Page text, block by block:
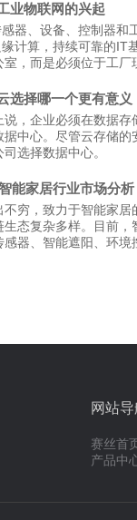
业物联网的兴起
器、设备、控制器和
计算，持续可靠的IT
，而是必须位于工厂
选择哪一个更有意义
说，企业必须在数据
据中心。尽管云存储
选择数据中心。
能家居行业市场分析
不穷，致力于智能家
生态复杂多样。目前
器、智能遮阳、环境
网站导
赛丝首
产品中